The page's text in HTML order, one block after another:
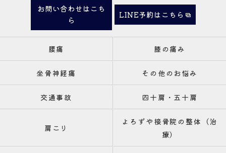
お問い合わせはこち
ら
LINE予約はこちら
腰痛 膝の痛み
坐骨神経痛 その他のお悩み
交通事故 四十肩・五十肩
肩こり
よろずや接骨院の整体（治
療）